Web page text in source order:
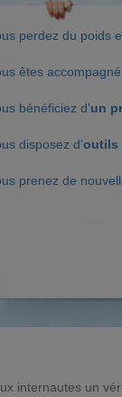
perdez du poids
êtes
bénéficiez d'un
disposez d'outils
prenez de
internautes un